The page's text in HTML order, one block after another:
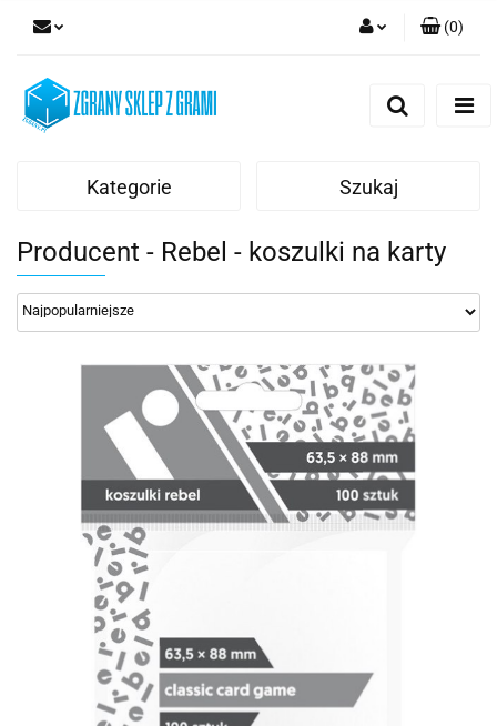
(0)
Kategorie Szukaj
Producent - Rebel - koszulki na karty